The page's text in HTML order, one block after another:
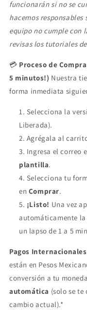
funcionarán si no se
hacemos
equipo no cumple con
revisas los tutoriales
💳 Proceso de
5 minutos!) Nuestra
forma inmediata
Selecciona la
Liberada).
Agrégala al
Ingresa el correo
plantilla.
Selecciona tu
en Comprar.
¡Listo! Una vez
automáticamente la
un lapso de 1 a 5
Pagos
están en Pesos
conversión a tu
automática (solo se
cambio actual).*